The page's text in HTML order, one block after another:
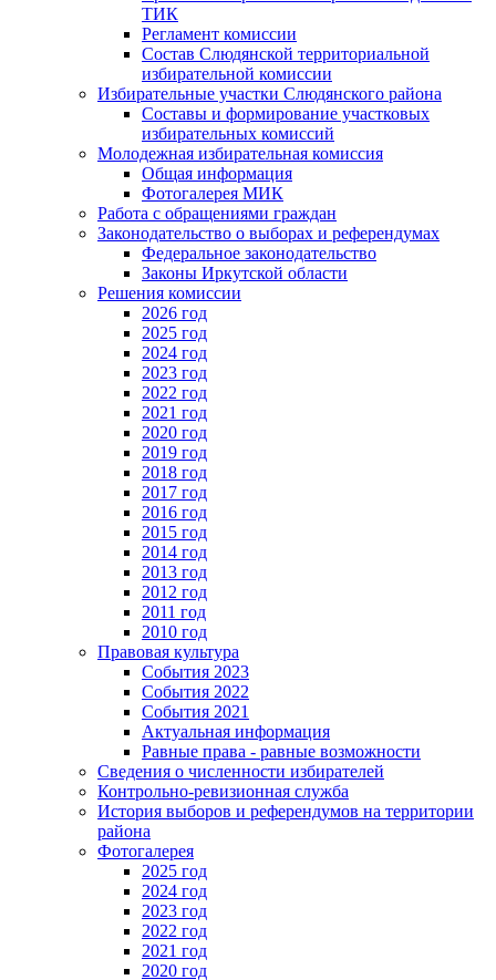
ТИК
Регламент комиссии
Состав Слюдянской территориальной
избирательной комиссии
Избирательные участки Слюдянского района
Составы и формирование участковых
избирательных комиссий
Молодежная избирательная комиссия
Общая информация
Фотогалерея МИК
Работа с обращениями граждан
Законодательство о выборах и референдумах
Федеральное законодательство
Законы Иркутской области
Решения комиссии
2026 год
2025 год
2024 год
2023 год
2022 год
2021 год
2020 год
2019 год
2018 год
2017 год
2016 год
2015 год
2014 год
2013 год
2012 год
2011 год
2010 год
Правовая культура
События 2023
События 2022
События 2021
Актуальная информация
Равные права - равные возможности
Сведения о численности избирателей
Контрольно-ревизионная служба
История выборов и референдумов на территории
района
Фотогалерея
2025 год
2024 год
2023 год
2022 год
2021 год
2020 год